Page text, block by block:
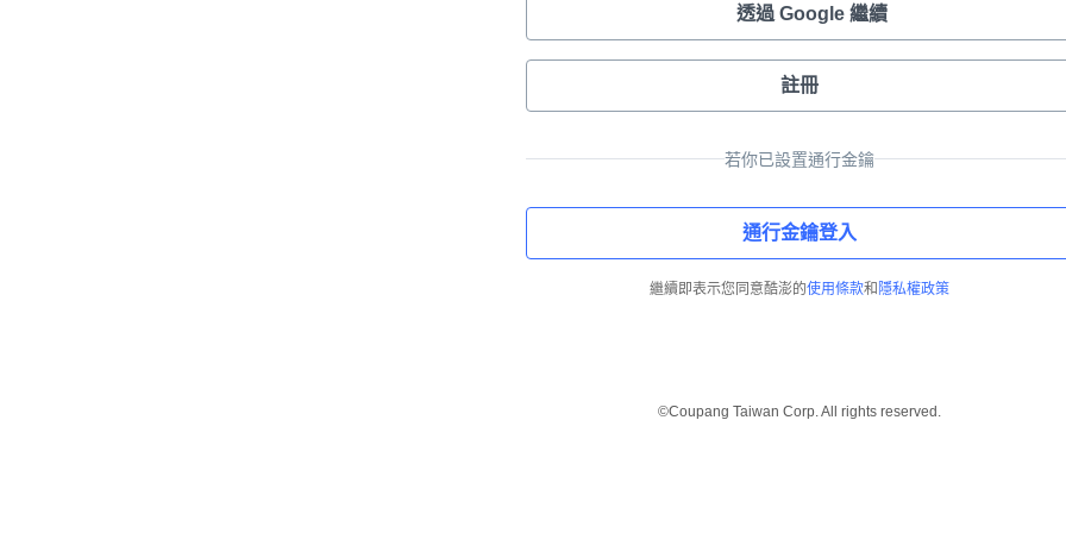
透過 Google 繼續
註冊
若你已設置通行金鑰
通行金鑰登入
繼續即表示您同意酷澎的使用條款和 隱私權政策
©Coupang Taiwan Corp. All rights reserved.